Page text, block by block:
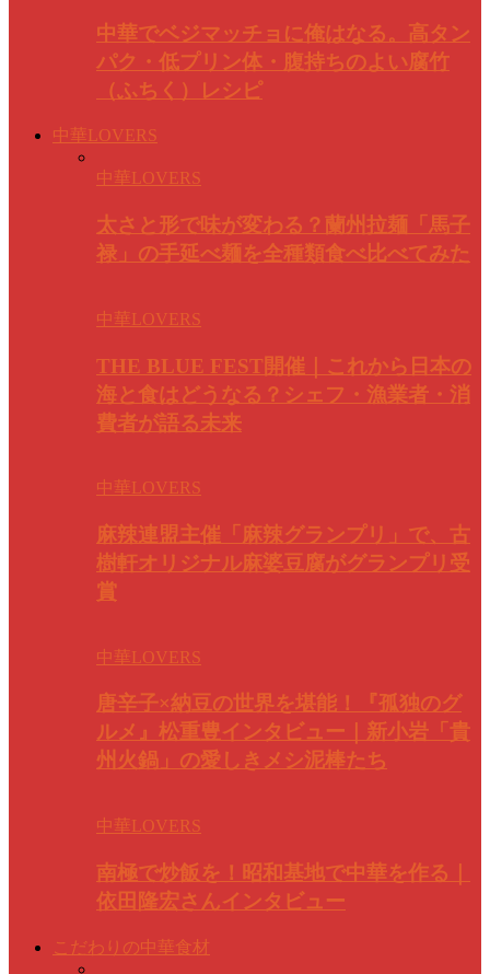
中華でベジマッチョに俺はなる。高タン
パク・低プリン体・腹持ちのよい腐竹
（ふちく）レシピ
中華LOVERS
中華LOVERS
太さと形で味が変わる？蘭州拉麺「馬子
禄」の手延べ麺を全種類食べ比べてみた
中華LOVERS
THE BLUE FEST開催｜これから日本の
海と食はどうなる？シェフ・漁業者・消
費者が語る未来
中華LOVERS
麻辣連盟主催「麻辣グランプリ」で、古
樹軒オリジナル麻婆豆腐がグランプリ受
賞
中華LOVERS
唐辛子×納豆の世界を堪能！『孤独のグ
ルメ』松重豊インタビュー｜新小岩「貴
州火鍋」の愛しきメシ泥棒たち
中華LOVERS
南極で炒飯を！昭和基地で中華を作る｜
依田隆宏さんインタビュー
こだわりの中華食材